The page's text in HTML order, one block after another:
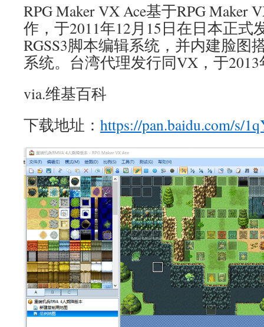
RPG Maker VX Ace基于RPG Maker
作，于2011年12月15日在日本正式
RGSS3脚本编辑系统，并内建脸图
系统。台湾代理发行同VX，于
via.维基百科
下载地址： https://pan.baidu.com/s/